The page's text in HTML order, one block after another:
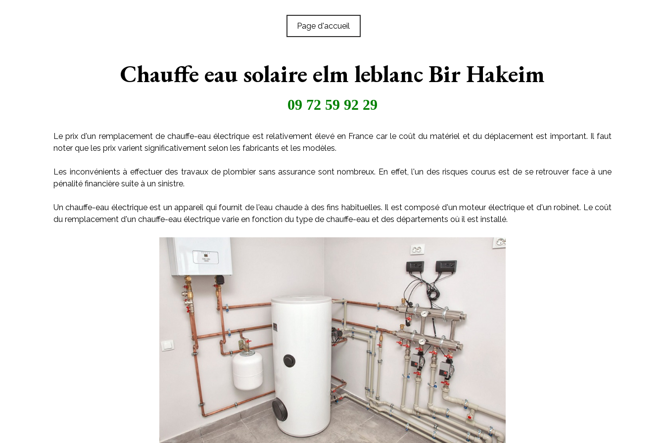
Page d'accueil
Chauffe eau solaire elm leblanc Bir Hakeim
09 72 59 92 29
Le prix d'un remplacement de chauffe-eau électrique est relativement élevé en France car le coût du matériel et du déplacement est important. Il faut
noter que les prix varient significativement selon les fabricants et les modèles.
Les inconvénients à effectuer des travaux de plombier sans assurance sont nombreux. En effet, l'un des risques courus est de se retrouver face à une
pénalité financière suite à un sinistre.
Un chauffe-eau électrique est un appareil qui fournit de l'eau chaude à des fins habituelles. Il est composé d'un moteur électrique et d'un robinet. Le coût
du remplacement d'un chauffe-eau électrique varie en fonction du type de chauffe-eau et des départements où il est installé.